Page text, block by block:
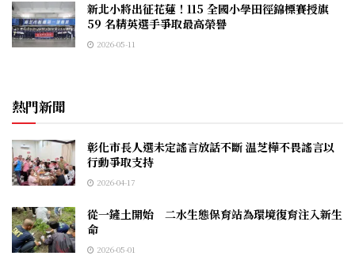
新北小將出征花蓮！115 全國小學田徑錦標賽授旗
59 名精英選手爭取最高榮譽
2026-05-11
熱門新聞
彰化市長人選未定謠言放話不斷 温芝樺不畏謠言以
行動爭取支持
2026-04-17
從一鏟土開始 二水生態保育站為環境復育注入新生
命
2026-05-01